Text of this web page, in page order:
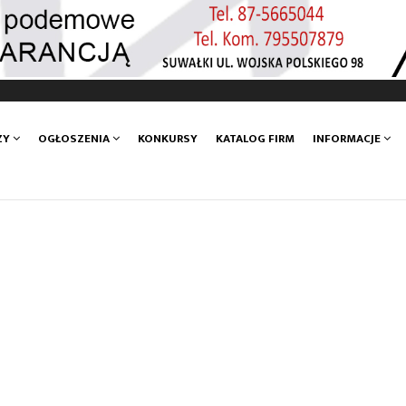
OGŁOSZENIA KONKURSY KATALOG FIRM INFORMACJE